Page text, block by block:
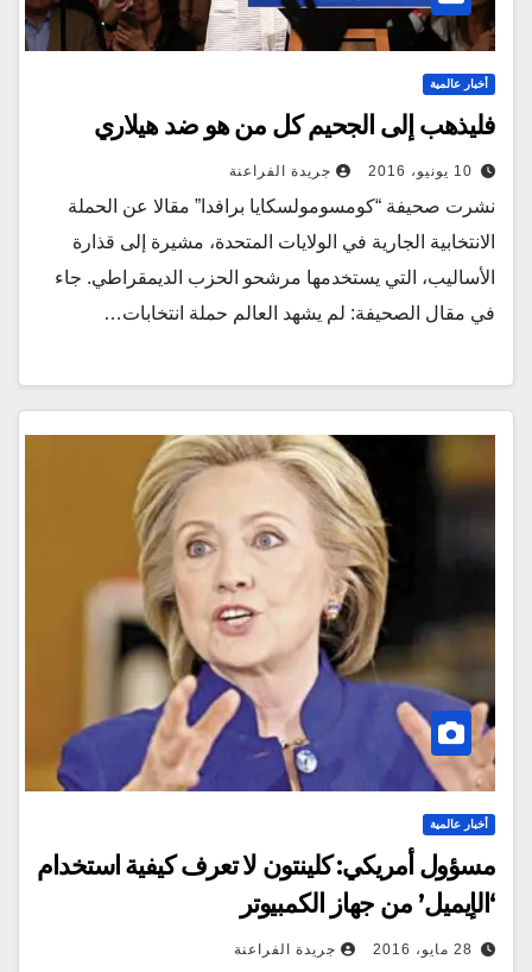
أخبار عالمية
فليذهب إلى الجحيم كل من هو ضد هيلاري
10 يونيو، 2016 جريدة الفراعنة
نشرت صحيفة “كومسومولسكايا برافدا” مقالا عن الحملة
الانتخابية الجارية في الولايات المتحدة، مشيرة إلى قذارة
الأساليب، التي يستخدمها مرشحو الحزب الديمقراطي. جاء
في مقال الصحيفة: لم يشهد العالم حملة انتخابات…
أخبار عالمية
مسؤول أمريكي: كلينتون لا تعرف كيفية استخدام
‘الإيميل’ من جهاز الكمبيوتر
28 مايو، 2016 جريدة الفراعنة